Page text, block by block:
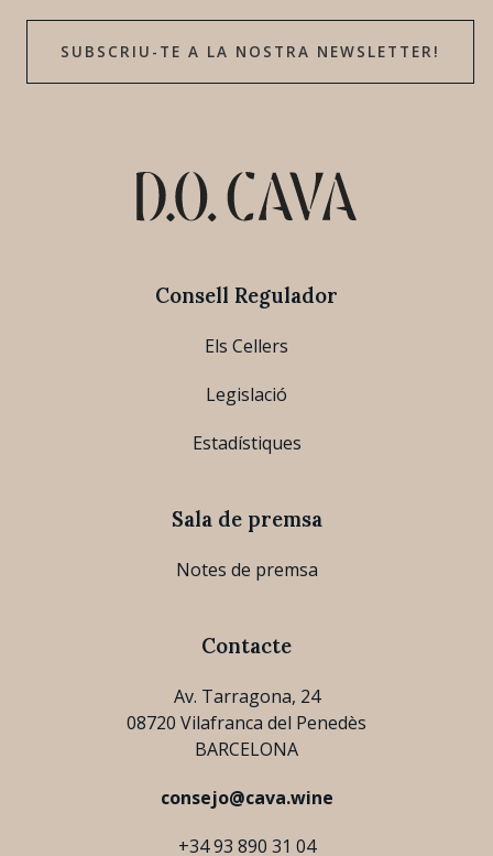
SUBSCRIU-TE A LA NOSTRA NEWSLETTER!
Consell Regulador
Els Cellers
Legislació
Estadístiques
Sala de premsa
Notes de premsa
Contacte
Av. Tarragona, 24
08720 Vilafranca del Penedès
BARCELONA
consejo@cava.wine
+34 93 890 31 04